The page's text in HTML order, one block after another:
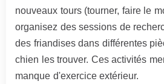
nouveaux tours (tourner, faire le
organisez des sessions de
des friandises dans différentes
chien les trouver. Ces activités
manque d'exercice extérieur.